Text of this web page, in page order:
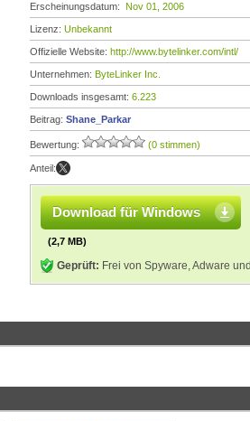
Erscheinungsdatum: Nov 01, 2006
Lizenz: Unbekannt
Offizielle Website: http://www.bytelinker.com/intl/
Unternehmen: ByteLinker Inc.
Downloads insgesamt: 6.223
Beitrag: Shane_Parkar
Bewertung: (0 stimmen)
Anteil:
Download für Windows
(2,7 MB)
Geprüft: Frei von Spyware, Adware